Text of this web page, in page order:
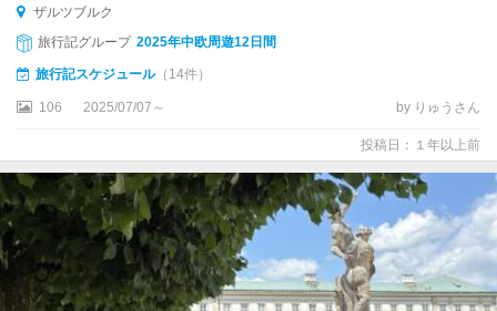
ト
ン
ン
ト
・
ギ
ル
ゲ
ン
ザルツブルク
旅行記グループ 2025年中欧周遊12日間
旅行記スケジュール（14件）
106 2025/07/07～ by りゅうさん
投稿日：１年以上前